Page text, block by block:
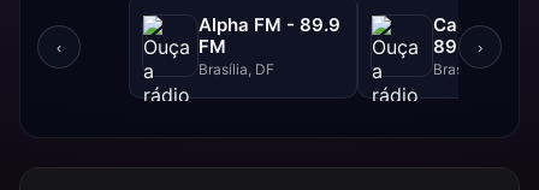
‹
Alpha FM - 89.9
FM
Brasília, DF
Canção
89.1 FM
Brasília, DF
›